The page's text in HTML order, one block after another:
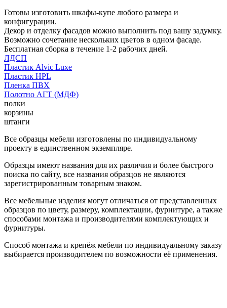
Готовы изготовить шкафы-купе любого размера и
конфигурации.
Декор и отделку фасадов можно выполнить под вашу задумку.
Возможно сочетание нескольких цветов в одном фасаде.
Бесплатная сборка в течение 1-2 рабочих дней.
ЛДСП
Пластик Alvic Luxe
Пластик HPL
Пленка ПВХ
Полотно АГТ (МДФ)
полки
корзины
штанги
Все образцы мебели изготовлены по индивидуальному
проекту в единственном экземпляре.
Образцы имеют названия для их различия и более быстрого
поиска по сайту, все названия образцов не являются
зарегистрированным товарным знаком.
Все мебельные изделия могут отличаться от представленных
образцов по цвету, размеру, комплектации, фурнитуре, а также
способами монтажа и производителями комплектующих и
фурнитуры.
Способ монтажа и крепёж мебели по индивидуальному заказу
выбирается производителем по возможности её применения.